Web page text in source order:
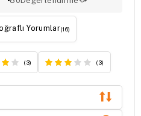
Yorumlar(16)
(3) (3)